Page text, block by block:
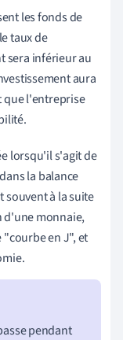
les fonds de
taux de
sera inférieur au
aura
que l'entreprise
lorsqu'il s'agit de
la balance
à la suite
monnaie,
"courbe en J", et
pendant